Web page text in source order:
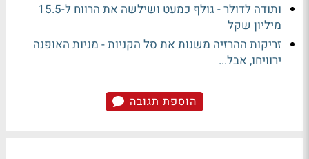
ותודה לדולר - גולף כמעט ושילשה את הרווח ל-15.5
מיליון שקל
זריקות ההרזיה משנות את סל הקניות - מניות האופנה
ירוויחו, אבל...
הוספת תגובה